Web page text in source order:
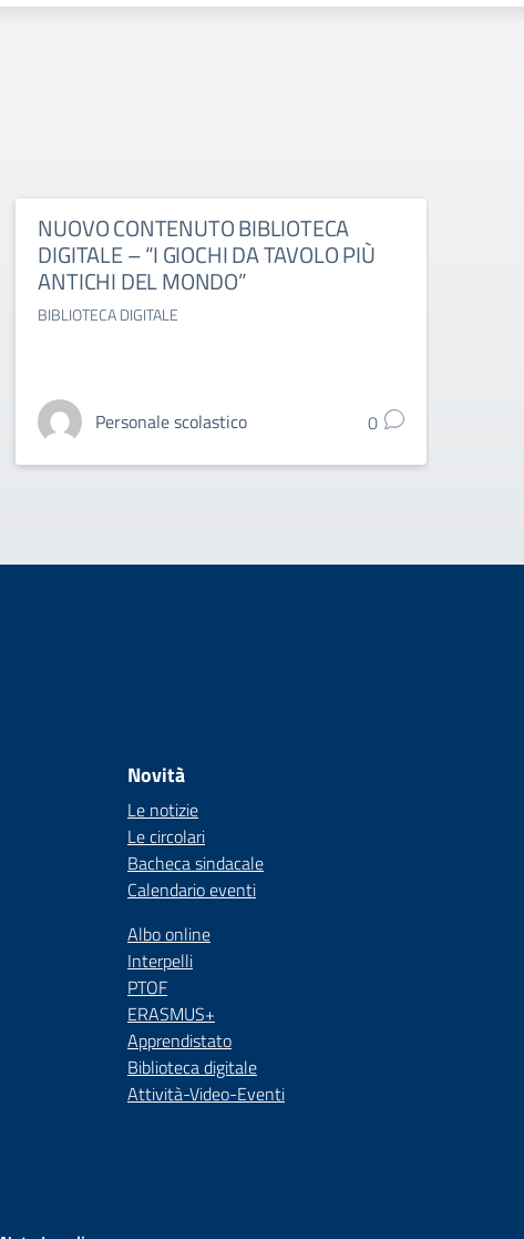
NUOVO CONTENUTO BIBLIOTECA
DIGITALE – “I GIOCHI DA TAVOLO PIÙ
ANTICHI DEL MONDO”
BIBLIOTECA DIGITALE
Personale scolastico 0
Novità
Le notizie
Le circolari
Bacheca sindacale
Calendario eventi
Albo online
Interpelli
PTOF
ERASMUS+
Apprendistato
Biblioteca digitale
Attività-Video-Eventi